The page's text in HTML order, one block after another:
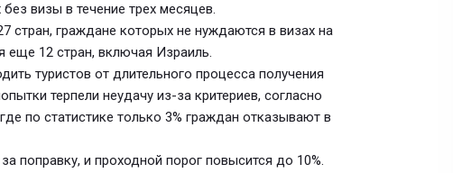
визы в течение трех месяцев.
стран, граждане которых не нуждаются в визах на
еще 12 стран, включая Израиль.
туристов от длительного процесса получения
терпели неудачу из-за критериев, согласно
по статистике только 3% граждан отказывают в
поправку, и проходной порог повысится до 10%.